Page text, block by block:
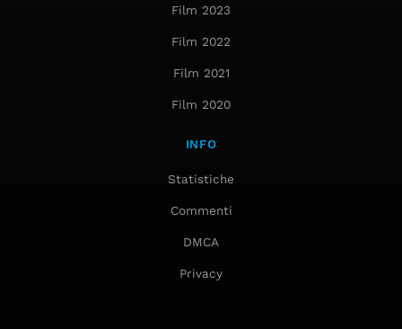
Film 2023
Film 2022
Film 2021
Film 2020
INFO
Statistiche
Commenti
DMCA
Privacy